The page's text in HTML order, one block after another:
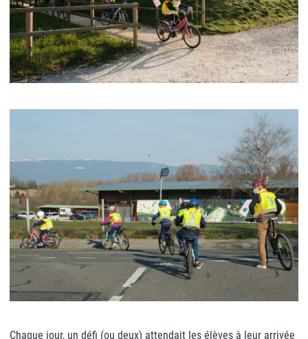
Chaque jour, un défi (ou deux) attendait les élèves à leur arrivée